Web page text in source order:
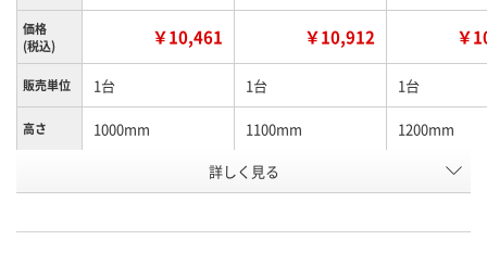
価格
(税込)
￥10,461 ￥10,912 ￥
販売単位 1台 1台 1台
高さ 1000mm 1100mm 1200mm
H855938 H855939
詳しく見る